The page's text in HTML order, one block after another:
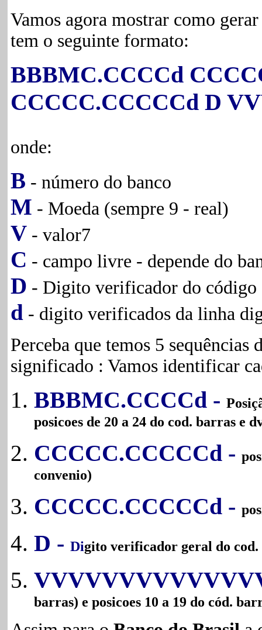
Vamos agora mostrar como
tem o seguinte formato:
BBBMC.CCCCd
CCCCC.CCCCCd D
onde:
B - número do banco
M - Moeda (sempre 9 - real)
V - valor7
C - campo livre - depende do
D - Digito verificador do código
d- digito verificados da linha
Perceba que temos 5 sequências
significado : Vamos identificar
BBBMC.CCCCd -
posicoes de 20 a 24 do cod. barras e
CCCCC.CCCCCd -
convenio)
CCCCC.CCCCCd -
D - Digito verificador geral do
barras) e posicoes 10 a 19 do cód.